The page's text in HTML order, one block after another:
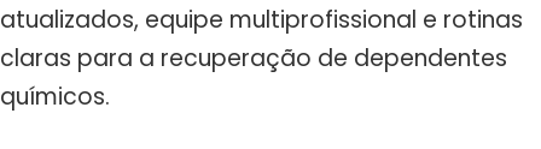
atualizados, equipe multiprofissional e rotinas
claras para a recuperação de dependentes
químicos.